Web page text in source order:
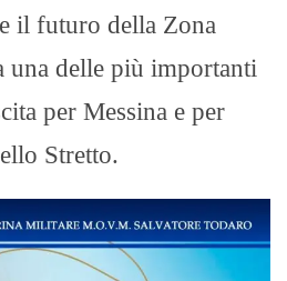
il futuro della Zona
una delle più importanti
per Messina e per
Stretto.